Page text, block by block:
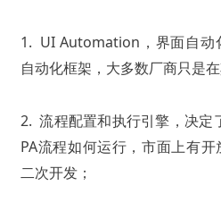
1. UI Automation，界面自动
自动化框架，大多数厂商只是
2. 流程配置和执行引擎，决定
PA流程如何运行，市面上有
二次开发；